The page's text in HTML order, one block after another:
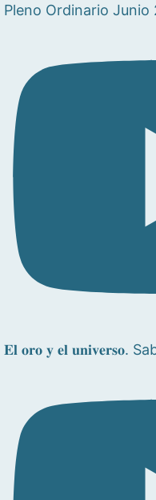
Pleno Ordinario Junio
𝐄𝐥 𝐨𝐫𝐨 𝐲 𝐞𝐥 𝐮𝐧𝐢𝐯𝐞𝐫𝐬𝐨.